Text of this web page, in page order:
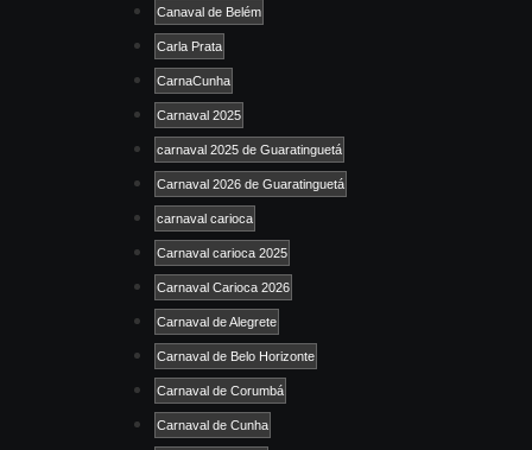
Canaval de Belém
Carla Prata
CarnaCunha
Carnaval 2025
carnaval 2025 de Guaratinguetá
Carnaval 2026 de Guaratinguetá
carnaval carioca
Carnaval carioca 2025
Carnaval Carioca 2026
Carnaval de Alegrete
Carnaval de Belo Horizonte
Carnaval de Corumbá
Carnaval de Cunha